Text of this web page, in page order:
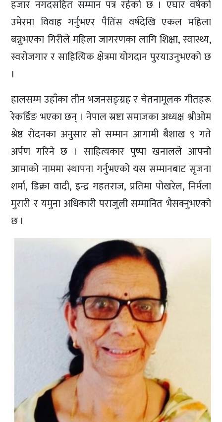
हजार नगदसहित सम्मान पत्र रहेको छ । एघार वर्षको
उमेरमा विवाह गर्नुभएर पैतिंस वर्षदेखि एकल महिला
बन्नुभएका गिरीले महिला जागरणका लागि शिक्षा, स्वास्थ्य,
स्वरोजगार र साहित्यिक क्षेत्रमा योगदान पुरयाउनुभएको छ
।
हालसम्म उहाँका तीन भजनसङ्ग्रह र चेतनामूलक गीतहरू
रेकर्डिङ भएका छन् । नेपाल स्रष्टा समाजका अध्यक्ष श्रीओम
श्रेष्ठ रोदनका अनुसार सो सम्मान आगामी बैशाख ९ गते
अर्पण गरिने छ । साहित्यकार पुष्पा खनालले आफ्नो
आमाको नाममा स्थापना गर्नुभएको यस सम्मानबाट सृजना
शर्मा, डिक्रा वादी, इन्द्र गहतराज, प्रतिमा पोखरेल, निर्मला
मुरारी र यमुना अधिकारी पराजुली सम्मानित भैसक्नुभएको
छ ।